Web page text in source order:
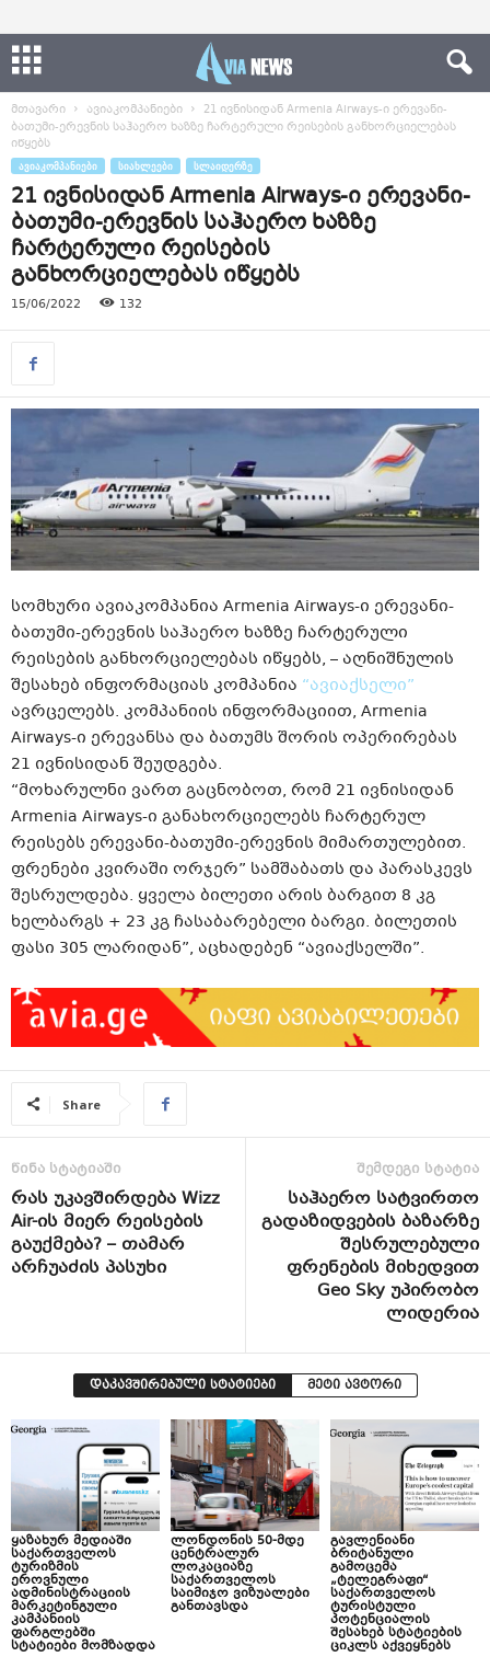
მთავარი ავიაკომპანიები
21 ივნისიდან Armenia Airways-ი ერევანი-
ბათუმი-ერევნის საჰაერო ხაზზე ჩარტერული რეისების განხორციელებას
იწყებს
ᲐᲕᲘᲐᲙᲝᲛᲞᲐᲜᲘᲔᲑᲘ ᲡᲘᲐᲮᲚᲔᲔᲑᲘ ᲡᲚᲐᲘᲓᲔᲠᲖᲔ
21 ივნისიდან Armenia Airways-ი ერევანი-
ბათუმი-ერევნის საჰაერო ხაზზე
ჩარტერული რეისების
განხორციელებას იწყებს
15/06/2022 132
სომხური ავიაკომპანია Armenia Airways-ი ერევანი-
ბათუმი-ერევნის საჰაერო ხაზზე ჩარტერული
რეისების განხორციელებას იწყებს, – აღნიშნულის
შესახებ ინფორმაციას კომპანია “ავიაქსელი”
ავრცელებს. კომპანიის ინფორმაციით, Armenia
Airways-ი ერევანსა და ბათუმს შორის ოპერირებას
21 ივნისიდან შეუდგება.
“მოხარულნი ვართ გაცნობოთ, რომ 21 ივნისიდან
Armenia Airways-ი განახორციელებს ჩარტერულ
რეისებს ერევანი-ბათუმი-ერევნის მიმართულებით.
ფრენები კვირაში ორჯერ” სამშაბათს და პარასკევს
შესრულდება. ყველა ბილეთი არის ბარგით 8 კგ
ხელბარგს + 23 კგ ჩასაბარებელი ბარგი. ბილეთის
ფასი 305 ლარიდან”, აცხადებენ “ავიაქსელში”.
Share
წინა სტატიაში
რას უკავშირდება Wizz
Air-ის მიერ რეისების
გაუქმება? – თამარ
არჩუაძის პასუხი
შემდეგი სტატია
საჰაერო სატვირთო
გადაზიდვების ბაზარზე
შესრულებული
ფრენების მიხედვით
Geo Sky უპირობო
ლიდერია
დაკავშირებული სტატიები მეტი ავტორი
ყაზახურ მედიაში
საქართველოს
ტურიზმის
ეროვნული
ადმინისტრაციის
მარკეტინგული
კამპანიის
ფარგლებში
სტატიები მომზადდა
ლონდონის 50-მდე
ცენტრალურ
ლოკაციაზე
საქართველოს
საიმიჯო ვიზუალები
განთავსდა
გავლენიანი
ბრიტანული
გამოცემა
„ტელეგრაფი“
საქართველოს
ტურისტული
პოტენციალის
შესახებ სტატიების
ციკლს აქვეყნებს